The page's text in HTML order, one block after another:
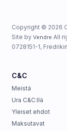
Copyright © 2026
Site by Vendre All
0728151-1,
C&C
Meistä
Ura C&C:llä
Yleiset ehdot
Maksutavat